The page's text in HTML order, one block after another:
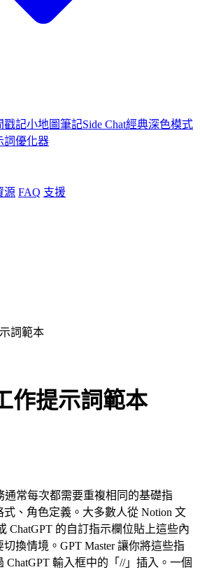
戳記小地圖筆記Side Chat經典深色模式
詞優化器
源 FAQ 支援
詞範本
作提示詞範本
通常每次都需要重複相同的基礎指
、角色定義。大多數人從 Notion 文
ChatGPT 的自訂指示欄位貼上這些內
換情境。GPT Master 讓你將這些指
ChatGPT 輸入框中的「//」插入。一個